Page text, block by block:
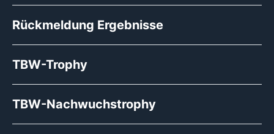
Rückmeldung Ergebnisse
TBW-Trophy
TBW-Nachwuchstrophy